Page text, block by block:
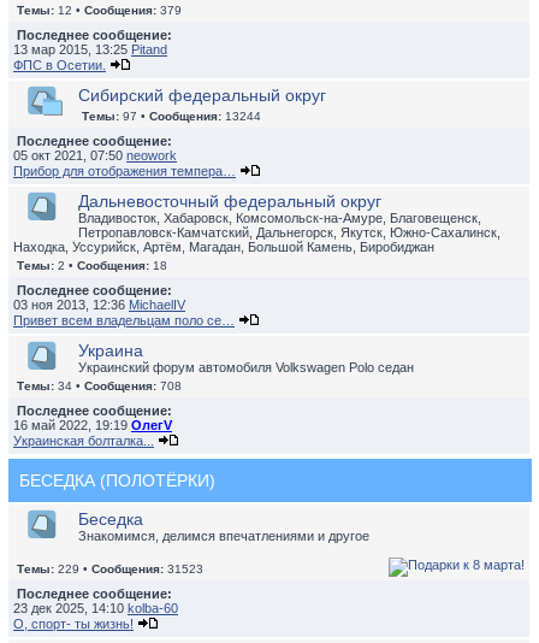
Темы: 12 • Сообщения: 379
Последнее сообщение:
13 мар 2015, 13:25 Pitand
ФПС в Осетии.
Сибирский федеральный округ
Темы: 97 • Сообщения: 13244
Последнее сообщение:
05 окт 2021, 07:50 neowork
Прибор для отображения темпера…
Дальневосточный федеральный округ
Владивосток, Хабаровск, Комсомольск-на-Амуре, Благовещенск,
Петропавловск-Камчатский, Дальнегорск, Якутск, Южно-Сахалинск,
Находка, Уссурийск, Артём, Магадан, Большой Камень, Биробиджан
Темы: 2 • Сообщения: 18
Последнее сообщение:
03 ноя 2013, 12:36 MichaelIV
Привет всем владельцам поло се…
Украина
Украинский форум автомобиля Volkswagen Polo седан
Темы: 34 • Сообщения: 708
Последнее сообщение:
16 май 2022, 19:19 ОлегV
Украинская болталка...
БЕСЕДКА (ПОЛОТЁРКИ)
Беседка
Знакомимся, делимся впечатлениями и другое
Темы: 229 • Сообщения: 31523
Последнее сообщение:
23 дек 2025, 14:10 kolba-60
О, спорт- ты жизнь!